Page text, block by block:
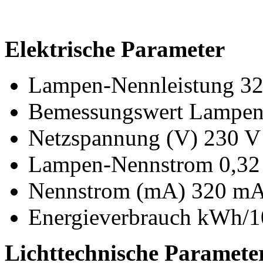
Elektrische Parameter
Lampen-Nennleistung
Bemessungswert
Netzspannung (V) 230 V
Lampen-Nennstrom 0,32
Nennstrom (mA) 320
Energieverbrauch kWh/
Lichttechnische